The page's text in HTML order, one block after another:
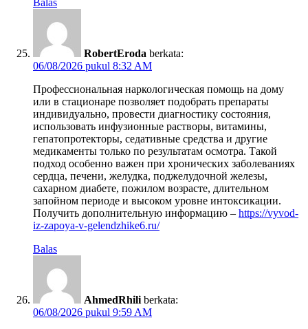
Balas
RobertEroda berkata:
06/08/2026 pukul 8:32 AM
Профессиональная наркологическая помощь на дому
или в стационаре позволяет подобрать препараты
индивидуально, провести диагностику состояния,
использовать инфузионные растворы, витамины,
гепатопротекторы, седативные средства и другие
медикаменты только по результатам осмотра. Такой
подход особенно важен при хронических заболеваниях
сердца, печени, желудка, поджелудочной железы,
сахарном диабете, пожилом возрасте, длительном
запойном периоде и высоком уровне интоксикации.
Получить дополнительную информацию – https://vyvod-
iz-zapoya-v-gelendzhike6.ru/
Balas
AhmedRhili berkata:
06/08/2026 pukul 9:59 AM